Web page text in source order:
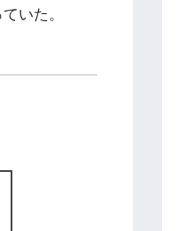
いた。